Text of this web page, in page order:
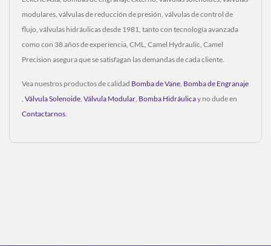
modulares, válvulas de reducción de presión, válvulas de control de
flujo, válvulas hidráulicas desde 1981, tanto con tecnología avanzada
como con 38 años de experiencia, CML, Camel Hydraulic, Camel
Precision asegura que se satisfagan las demandas de cada cliente.
Vea nuestros productos de calidad Bomba de Vane Bomba de Engranaje
Válvula Solenoide Válvula Modular Bomba Hidráulicay no dude en
Contactarnos